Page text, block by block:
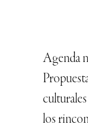
Agenda
los